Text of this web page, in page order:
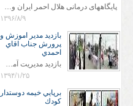
پایگاههای درمانی هلال احمر ایران وویزه اربعین حسینی
۱۳۹۶/۸/۹
بازديد مدير اموزش و
پرورش جناب اقاي
احمدي
بازديد مديريت آموزش و پروش جناب اقاي احمدي به همراه اعضاي ستاد اسكان آموزش و پروش شهرستان سرخس در ساعت 11:30 در مورخه 11/1/1394 صورت گرفت و مسئولین با حضور در پست مسافرين نوروزی كه جمعیت هلال احمر شهرستان از نزدیک در جریان روند اجرای طرح های قرار گرفتند .
۱۳۹۴/۱/۲۵
برپايي خيمه دوستدار
كودك